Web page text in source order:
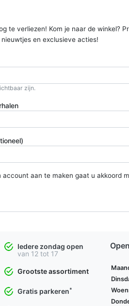
te verliezen! Kom je naar de winkel?
en exclusieve acties!
zijn.
account aan te maken gaat u akkoord
Iedere zondag open
van 12 tot 17
Grootste assortiment
Gratis parkeren*